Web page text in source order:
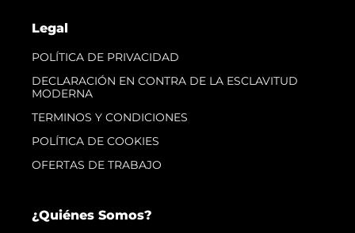
Legal
POLÍTICA DE PRIVACIDAD
DECLARACIÓN EN CONTRA DE LA ESCLAVITUD
MODERNA
TERMINOS Y CONDICIONES
POLÍTICA DE COOKIES
OFERTAS DE TRABAJO
¿Quiénes Somos?